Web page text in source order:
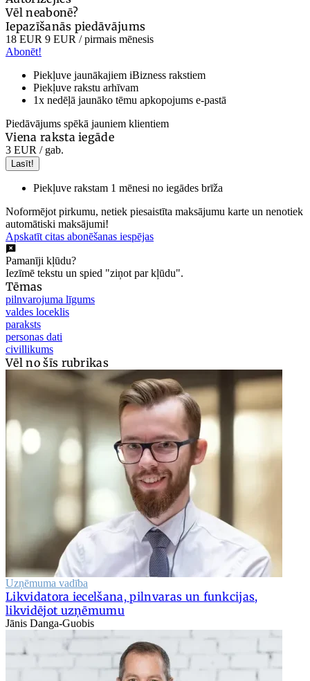
Vēl neabonē?
Iepazīšanās piedāvājums
18 EUR 9 EUR / pirmais mēnesis
Abonēt!
Piekļuve jaunākajiem iBizness rakstiem
Piekļuve rakstu arhīvam
1x nedēļā jaunāko tēmu apkopojums e-pastā
Piedāvājums spēkā jauniem klientiem
Viena raksta iegāde
3 EUR / gab.
Lasīt!
Piekļuve rakstam 1 mēnesi no iegādes brīža
Noformējot pirkumu, netiek piesaistīta maksājumu karte un nenotiek
automātiski maksājumi!
Apskatīt citas abonēšanas iespējas
Pamanīji kļūdu?
Iezīmē tekstu un spied "ziņot par kļūdu".
Tēmas
pilnvarojuma līgums
valdes loceklis
paraksts
personas dati
civillikums
Vēl no šīs rubrikas
Uzņēmuma vadība
Likvidatora iecelšana, pilnvaras un funkcijas,
likvidējot uzņēmumu
Jānis Danga-Guobis